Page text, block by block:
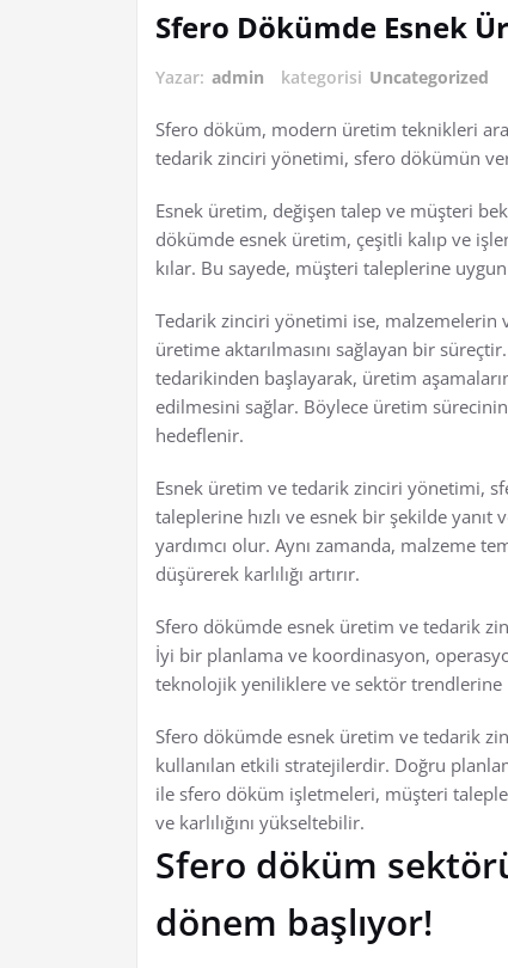
Sfero Dökümde Esnek
Yazar: admin kategorisi Uncategorized
Sfero döküm, modern üretim teknikleri
tedarik zinciri yönetimi, sfero dökümün
Esnek üretim, değişen talep ve müşteri
dökümde esnek üretim, çeşitli kalıp ve
kılar. Bu sayede, müşteri taleplerine
Tedarik zinciri yönetimi ise,
üretime aktarılmasını sağlayan bir
tedarikinden başlayarak, üretim
edilmesini sağlar. Böylece üretim
hedeflenir.
Esnek üretim ve tedarik zinciri yönetimi,
taleplerine hızlı ve esnek bir şekilde
yardımcı olur. Aynı zamanda, malzeme
düşürerek karlılığı artırır.
Sfero dökümde esnek üretim ve tedarik
İyi bir planlama ve koordinasyon,
teknolojik yeniliklere ve sektör trendlerine
Sfero dökümde esnek üretim ve tedarik
kullanılan etkili stratejilerdir. Doğru
ile sfero döküm işletmeleri, müşteri
ve karlılığını yükseltebilir.
Sfero döküm
dönem başlıyor!